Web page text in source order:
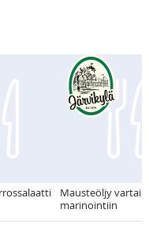
Mausteöljy
marinointiin